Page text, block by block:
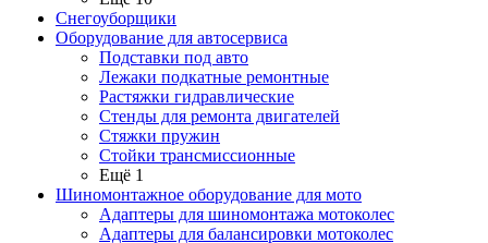
Снегоуборщики
Оборудование для автосервиса
Подставки под авто
Лежаки подкатные ремонтные
Растяжки гидравлические
Стенды для ремонта двигателей
Стяжки пружин
Стойки трансмиссионные
Ещё 1
Шиномонтажное оборудование для мото
Адаптеры для шиномонтажа мотоколес
Адаптеры для балансировки мотоколес